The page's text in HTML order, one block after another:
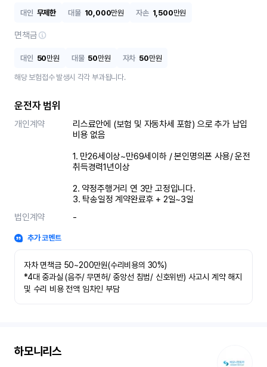
대인 무제한 대물 10,000만원 자손 1,500만원
면책금
대인 50만원 대물 50만원 자차 50만원
해당 보험접수 발생시 각각 부과됩니다.
운전자 범위
개인계약
리스료안에 (보험 및 자동차세 포함) 으로 추가 납입
비용 없음
1. 만26세이상~만69세이하 / 본인명의폰 사용/ 운전
취득경력1년이상
2. 약정주행거리 연 3만 고정입니다.
3. 탁송일정 계약완료후 + 2일~3일
법인계약
-
추가 코멘트
자차 면책금 50~200만원(수리비용의 30%)
*4대 중과실 (음주/ 무면허/ 중앙선 침범/ 신호위반) 사고시 계약 해지
및 수리 비용 전액 임차인 부담
하모니리스